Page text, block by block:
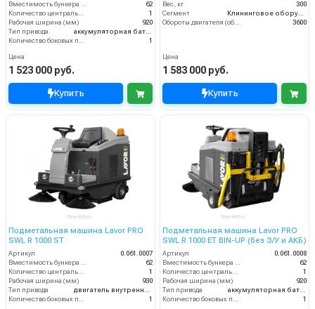
Вместимость бункера (л)
62
Количество центральных мусоросборных валиков (шт)
1
Рабочая ширина (мм)
920
Тип привода
аккумуляторная батарея
Количество боковых подметальных щёток (шт)
1
Цена
1 523 000 руб.
Купить
Вес, кг
300
Сегмент
Клининговое оборудование
Обороты двигателя (об/мин)
3600
Цена
1 583 000 руб.
Купить
Подметальная машина Lavor PRO
SWL R 1000 ST
Артикул
0.061.0007
Вместимость бункера (л)
62
Количество центральных мусоросборных валиков (шт)
1
Рабочая ширина (мм)
930
Тип привода
двигатель внутреннего сгорания
Количество боковых подметальных щёток (шт)
1
Подметальная машина Lavor PRO
SWL R 1000 ET BIN-UP (без З/У и АКБ)
Артикул
0.061.0008
Вместимость бункера (л)
62
Количество центральных мусоросборных валиков (шт)
1
Рабочая ширина (мм)
920
Тип привода
аккумуляторная батарея
Количество боковых подметальных щёток (шт)
1